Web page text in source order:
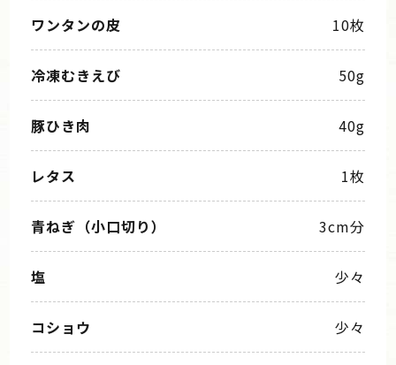
ワンタンの皮
10枚
冷凍むきえび 50g
豚ひき肉 40g
レタス 1枚
青ねぎ（小口切り） 3cm分
塩 少々
コショウ 少々